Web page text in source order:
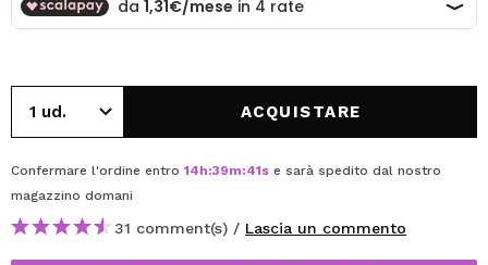
ACQUISTARE
Confermare l'ordine entro 14h:39m:41s e sarà spedito dal nostro
magazzino domani
31 comment(s) / Lascia un commento